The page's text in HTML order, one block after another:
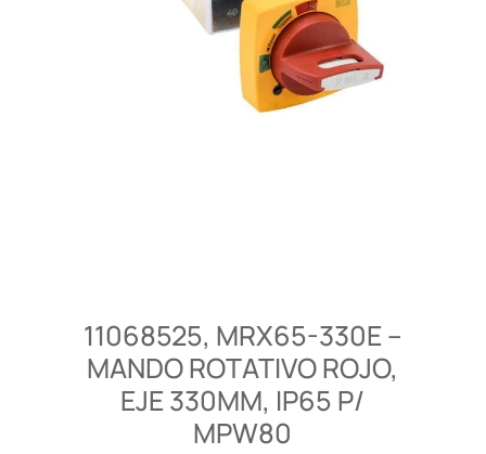
11068525, MRX65-330E –
MANDO ROTATIVO ROJO,
EJE 330MM, IP65 P/
MPW80